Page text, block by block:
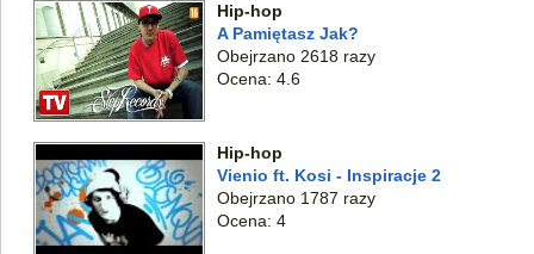
Hip-hop
A Pamiętasz Jak?
Obejrzano 2618 razy
Ocena: 4.6
Hip-hop
Vienio ft. Kosi - Inspiracje 2
Obejrzano 1787 razy
Ocena: 4